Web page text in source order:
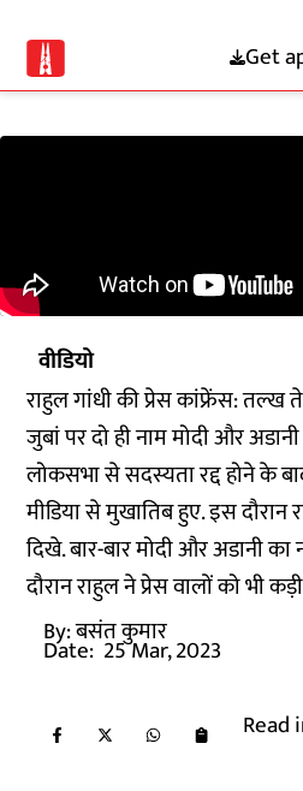
Get
वीडियो
राहुल गांधी की प्रेस कांफ्रेंस:
जुबां पर दो ही नाम मोदी और अडानी
लोकसभा से सदस्यता रद्द होने के
मीडिया से मुखातिब हुए. इस
दिखे. बार-बार मोदी और अडानी
दौरान राहुल ने प्रेस वालों को भी
By:बसंत कुमार
Date: 25 Mar, 2023
Read